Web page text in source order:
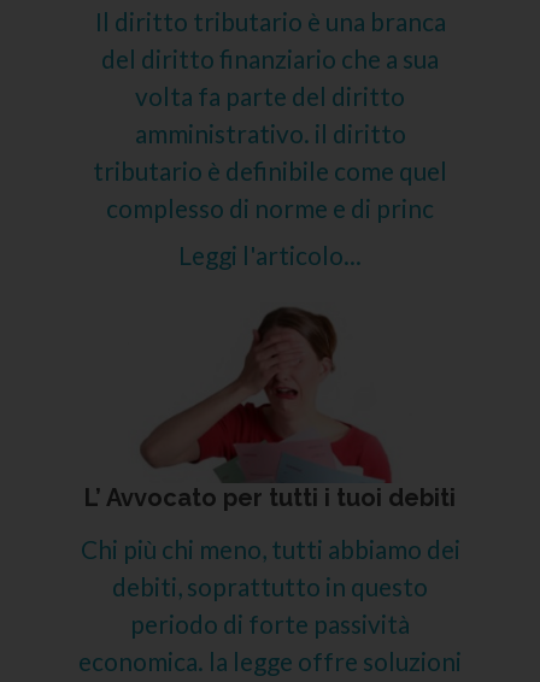
Il diritto tributario è una branca
del diritto finanziario che a sua
volta fa parte del diritto
amministrativo. il diritto
tributario è definibile come quel
complesso di norme e di princ
Leggi l'articolo...
L’ Avvocato per tutti i tuoi debiti
Chi più chi meno, tutti abbiamo dei
debiti, soprattutto in questo
periodo di forte passività
economica. la legge offre soluzioni